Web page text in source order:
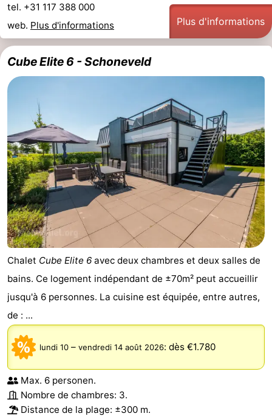
tel. +31 117 388 000
web. Plus d'informations Plus d'informations
Cube Elite 6 - Schoneveld
Chalet Cube Elite 6 avec deux chambres et deux salles de
bains. Ce logement indépendant de ±70m² peut accueillir
jusqu'à 6 personnes. La cuisine est équipée, entre autres,
de : ...
lundi 10 – vendredi 14 août 2026: dès €1.780
Max. 6 personen.
Nombre de chambres: 3.
Distance de la plage: ±300 m.